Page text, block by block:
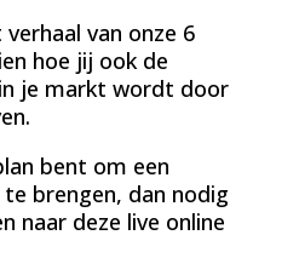
van onze 6
hoe jij ook de
je markt wordt door
bent om een
brengen, dan nodig
naar deze live online